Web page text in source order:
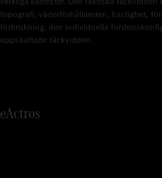
topografi, väderförhållanden, hastighet,
förbrukning, den individuella
uppskattade räckvidden.
eActros
4
5
6
7